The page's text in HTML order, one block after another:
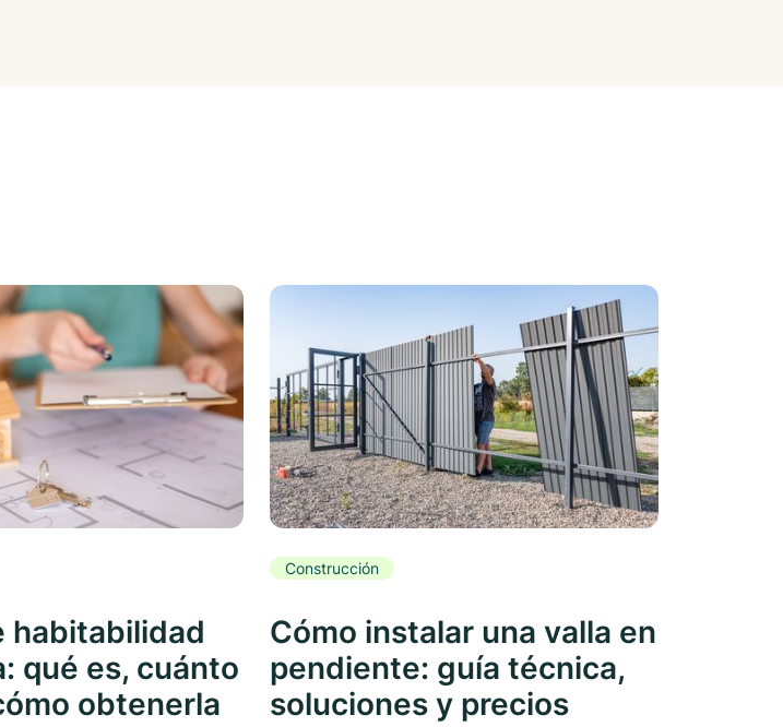
habitabilidad
qué es, cuánto
obtenerla
Construcción
Cómo instalar una valla en
pendiente: guía técnica,
soluciones y precios